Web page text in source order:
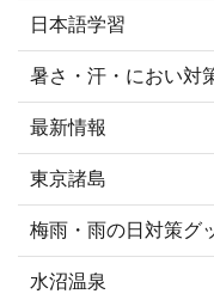
日本語学習
暑さ・汗・におい対
最新情報
東京諸島
梅雨・雨の日対策グ
水沼温泉